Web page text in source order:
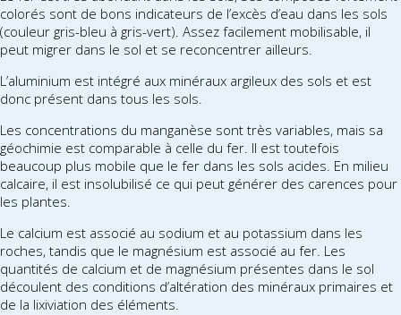
colorés sont de bons indicateurs de l’excès d’eau dans les sols
(couleur gris-bleu à gris-vert). Assez facilement mobilisable, il
peut migrer dans le sol et se reconcentrer ailleurs.
L’aluminium est intégré aux minéraux argileux des sols et est
donc présent dans tous les sols.
Les concentrations du manganèse sont très variables, mais sa
géochimie est comparable à celle du fer. Il est toutefois
beaucoup plus mobile que le fer dans les sols acides. En milieu
calcaire, il est insolubilisé ce qui peut générer des carences pour
les plantes.
Le calcium est associé au sodium et au potassium dans les
roches, tandis que le magnésium est associé au fer. Les
quantités de calcium et de magnésium présentes dans le sol
découlent des conditions d’altération des minéraux primaires et
de la lixiviation des éléments.